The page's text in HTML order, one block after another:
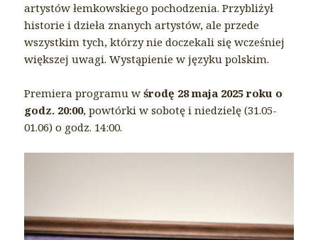
artystów łemkowskiego pochodzenia. Przybliżył
historie i dzieła znanych artystów, ale przede
wszystkim tych, którzy nie doczekali się wcześniej
większej uwagi. Wystąpienie w języku polskim.
Premiera programu wśrodę 28 maja 2025 roku o
godz. 20:00, powtórki w sobotę i niedzielę (31.05-
01.06) o godz. 14:00.